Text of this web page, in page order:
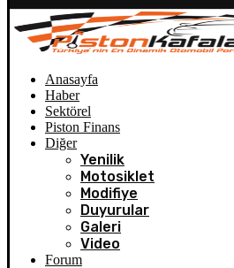
Anasayfa
Haber
Sektörel
Piston Finans
Diğer
Yenilik
Motosiklet
Modifiye
Duyurular
Galeri
Video
Forum